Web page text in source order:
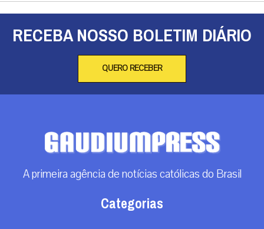
RECEBA NOSSO BOLETIM DIÁRIO
QUERO RECEBER
A primeira agência de notícias católicas do Brasil
Categorias